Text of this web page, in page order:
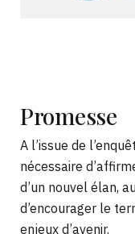
Promesse
A l’issue de
nécessaire
d’un nouvel élan,
d’encourager le
enjeux d’avenir.